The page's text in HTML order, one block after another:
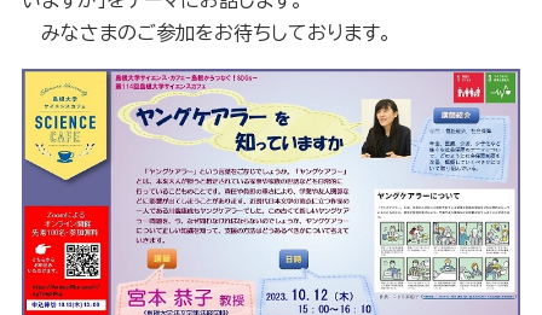
みなさまのご参加をお待ちしております。